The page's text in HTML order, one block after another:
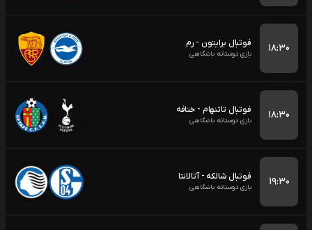
۱۸:۳۰ فوتبال برایتون - رم
بازی دوستانه باشگاهی
۱۸:۳۰ فوتبال تاتنهام - ختافه
بازی دوستانه باشگاهی
۱۹:۳۰ فوتبال شالکه - آتالانتا
بازی دوستانه باشگاهی